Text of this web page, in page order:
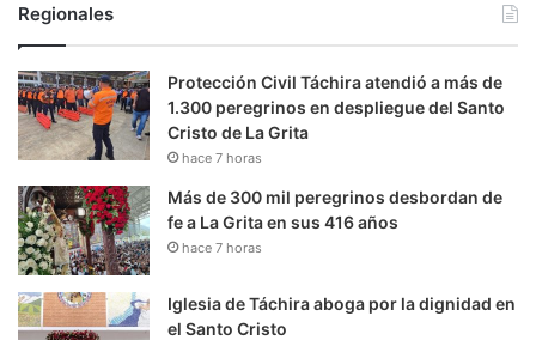
Regionales
Protección Civil Táchira atendió a más de
1.300 peregrinos en despliegue del Santo
Cristo de La Grita
hace 7 horas
Más de 300 mil peregrinos desbordan de
fe a La Grita en sus 416 años
hace 7 horas
Iglesia de Táchira aboga por la dignidad en
el Santo Cristo